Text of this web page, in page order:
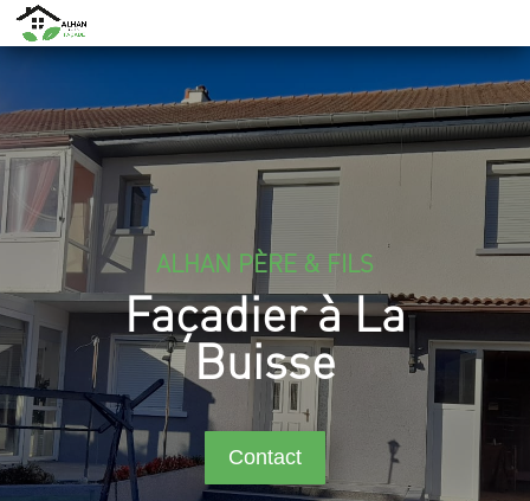
ALHAN PÈRE & FILS
Façadier à La
Buisse
Contact